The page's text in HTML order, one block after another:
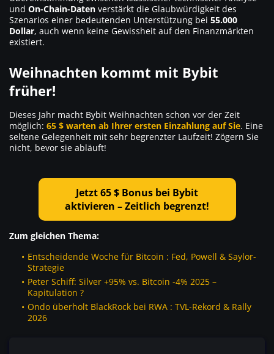
und On-Chain-Daten verstärkt die Glaubwürdigkeit des
Szenarios einer bedeutenden Unterstützung bei 55.000
Dollar, auch wenn keine Gewissheit auf den Finanzmärkten
existiert.
Weihnachten kommt mit Bybit
früher!
Dieses Jahr macht Bybit Weihnachten schon vor der Zeit
möglich: 65 $ warten ab Ihrer ersten Einzahlung auf Sie. Eine
seltene Gelegenheit mit sehr begrenzter Laufzeit! Zögern Sie
nicht, bevor sie abläuft!
Jetzt 65 $ Bonus bei Bybit
aktivieren – Zeitlich begrenzt!
Zum gleichen Thema:
Entscheidende Woche für Bitcoin : Fed, Powell & Saylor-
Strategie
Peter Schiff: Silver +95% vs. Bitcoin -4% 2025 –
Kapitulation ?
Ondo überholt BlackRock bei RWA : TVL-Rekord & Rally
2026